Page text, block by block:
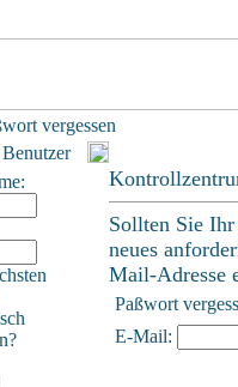
vergessen
Sollten Sie
neues
Mail-Adresse
Paßwort
E-Mail: